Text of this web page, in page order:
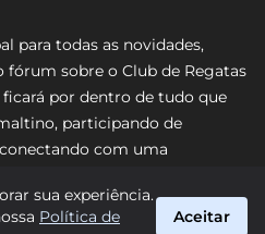
para todas as novidades,
fórum sobre o Club de Regatas
ficará por dentro de tudo que
participando de
com uma
de perto o caminho do Vasco
sua experiência.
Política de
Aceitar